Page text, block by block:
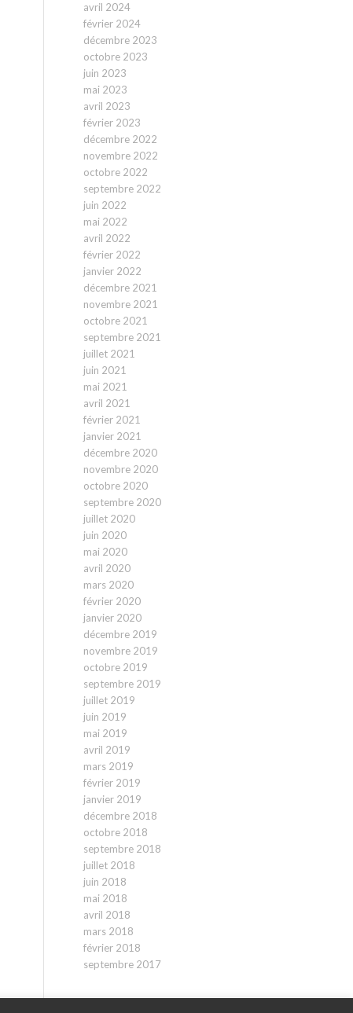
avril 2024
février 2024
décembre 2023
octobre 2023
juin 2023
mai 2023
avril 2023
février 2023
décembre 2022
novembre 2022
octobre 2022
septembre 2022
juin 2022
mai 2022
avril 2022
février 2022
janvier 2022
décembre 2021
novembre 2021
octobre 2021
septembre 2021
juillet 2021
juin 2021
mai 2021
avril 2021
février 2021
janvier 2021
décembre 2020
novembre 2020
octobre 2020
septembre 2020
juillet 2020
juin 2020
mai 2020
avril 2020
mars 2020
février 2020
janvier 2020
décembre 2019
novembre 2019
octobre 2019
septembre 2019
juillet 2019
juin 2019
mai 2019
avril 2019
mars 2019
février 2019
janvier 2019
décembre 2018
octobre 2018
septembre 2018
juillet 2018
juin 2018
mai 2018
avril 2018
mars 2018
février 2018
septembre 2017